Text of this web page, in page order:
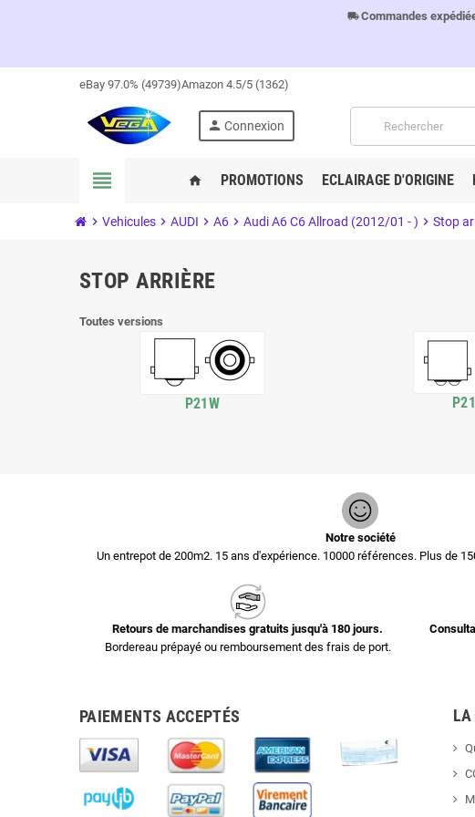
local_shippingCommandes
eBay 97.0% (49739)Amazon 4.5/5 (1362)
person Connexion
view_headline home PROMOTIONS ECLAIRAGE D'ORIGINE
chevron_right Vehicules chevron_right AUDI chevron_right A6 chevron_right Audi A6 C6 Allroad (2012/01 - ) chevron_right Stop
STOP ARRIÈRE
Toutes versions
P21W
Notre société
Un entrepot de 200m2. 15 ans d'expérience. 10000 références. Plus de
Retours de marchandises gratuits jusqu'à 180 jours.
Bordereau prépayé ou remboursement des frais de port.
PAIEMENTS ACCEPTÉS LA